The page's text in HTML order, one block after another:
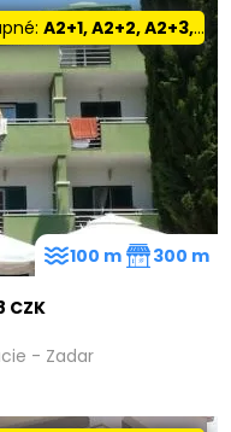
A2+1, A2+2, A2+3, A4+2
CZK
- Zadar
100 m 300 m